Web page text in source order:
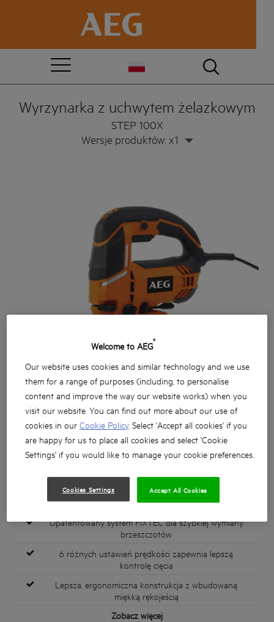
Wyrzynarka z uchwytem żelazkowym
STEP 100X
Wersje produktów: x1
Nowa wyrzynarka z uchwytem u żelazkowym i nowym,
mocnym silnikiem 700 W
Opatentowany system FIXTEC dla szybkiej wymiany
brzeszczotów
6 różnych ustawień prędkości zapewnia lepszą
kontrolę cięcia
Lepsza, ergonomiczna konstrukcja z wbudowaną
miękką rękojeścią
Zobacz więcej
Welcome to AEG®
Our website uses cookies and similar technology and we use
them for a range of purposes (including, to personalise
content and improve the way our website works) when you
visit our website. You can find out more about our use of
cookies in ourCookie Policy. Select 'Accept all cookies' if you
are happy for us to place all cookies and select 'Cookie
Settings' if you would like to manage your cookie preferences.
Cookies Settings Accept All Cookies